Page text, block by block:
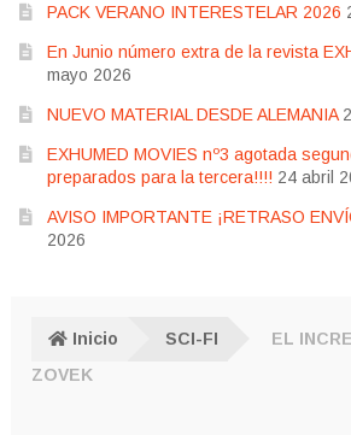
PACK VERANO INTERESTELAR 2026
En Junio número extra de la revista
mayo 2026
NUEVO MATERIAL DESDE ALEMANIA
EXHUMED MOVIES nº3 agotada
preparados para la tercera!!!! 24 abril
AVISO IMPORTANTE ¡RETRASO
2026
Inicio SCI-FI
EL
ZOVEK